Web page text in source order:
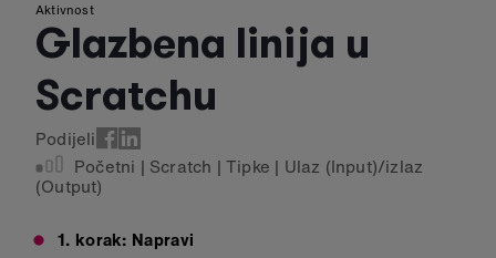
Aktivnost
Glazbena linija u
Scratchu
Podijeli
Početni | Scratch |Tipke | Ulaz (Input)/izlaz
(Output)
1. korak: Napravi